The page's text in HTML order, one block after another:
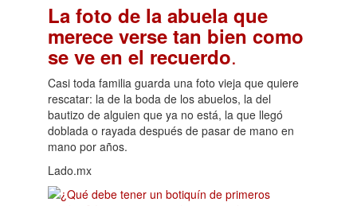
La foto de la abuela que
merece verse tan bien como
se ve en el recuerdo.
Casi toda familia guarda una foto vieja que quiere
rescatar: la de la boda de los abuelos, la del
bautizo de alguien que ya no está, la que llegó
doblada o rayada después de pasar de mano en
mano por años.
Lado.mx